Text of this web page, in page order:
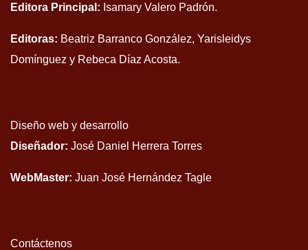
Editora Principal: Isamary Valero Padrón.
Editoras: Beatriz Barranco González, Yarisleidys
Domínguez y Rebeca Díaz Acosta.
Diseño web y desarrollo
Diseñador: José Daniel Herrera Torres
WebMaster: Juan José Hernández Tagle
Contáctenos